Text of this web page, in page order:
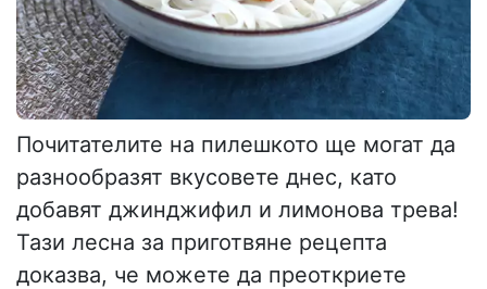
Почитателите на пилешкото ще могат да
разнообразят вкусовете днес, като
добавят джинджифил и лимонова трева!
Тази лесна за приготвяне рецепта
доказва, че можете да преоткриете